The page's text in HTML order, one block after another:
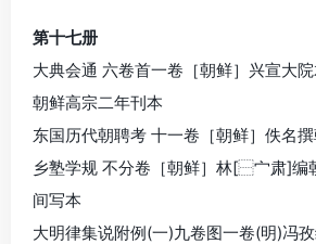
第十七册
大典会通 六卷首一卷［朝鲜］兴宣大
朝鲜高宗二年刊本
东国历代朝聘考 十一卷［朝鲜］佚名
乡塾学规 不分卷［朝鲜］林[⿱宀肃]编
间写本
大明律集说附例(一)九卷图一卷(明)冯